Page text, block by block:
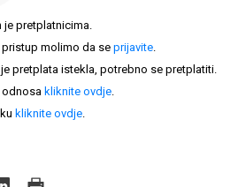
je pretplatnicima.
molimo da seprijavite.
pretplata istekla, potrebno se pretplatiti.
odnosa kliknite ovdje.
kliknite ovdje.